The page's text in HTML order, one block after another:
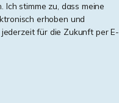
Ich stimme zu, dass meine
erhoben und
für die Zukunft per E-